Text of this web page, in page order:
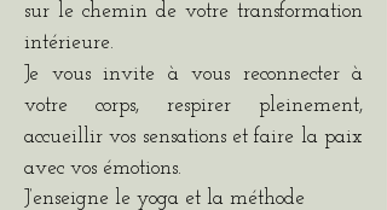
sur le chemin de votre transformation
intérieure.
Je vous invite à vous reconnecter à
votre corps, respirer pleinement,
accueillir vos sensations et faire la paix
avec vos émotions.
J’enseigne le yoga et la méthode